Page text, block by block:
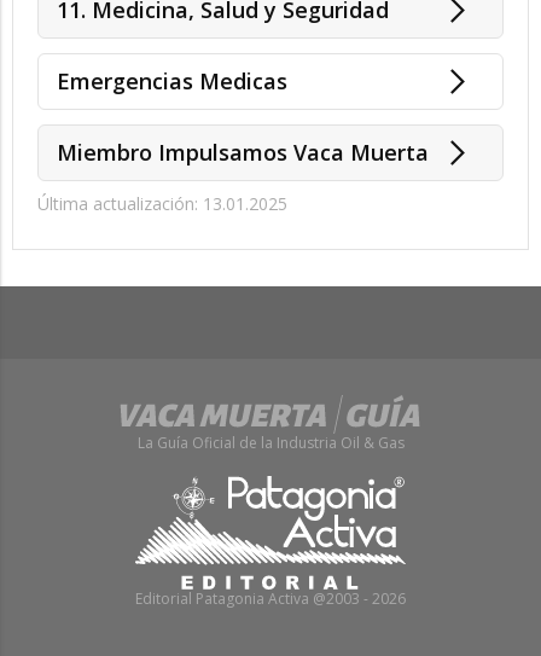
11. Medicina, Salud y Seguridad
Emergencias Medicas
Miembro Impulsamos Vaca Muerta
Última actualización: 13.01.2025
La Guía Oficial de la Industria Oil & Gas
Editorial Patagonia Activa @2003 - 2026